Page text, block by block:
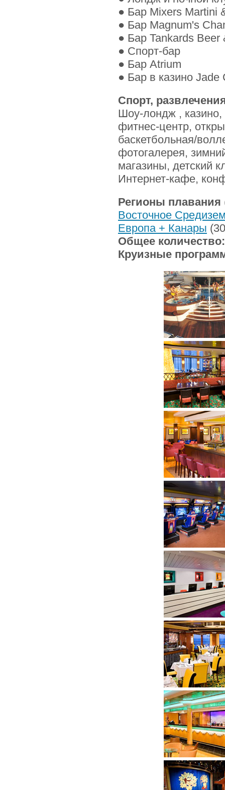
● Бар Mixers Martini
● Бар Magnum's
● Бар Tankards Beer
● Спорт-бар
● Бар Atrium
● Бар в казино Jade
Cпорт,
Шоу-лондж , казино,
фитнес-центр,
баскетбольная/
фотогалерея,
магазины, детский
Интернет-кафе,
Регионы плавания
Восточное
Европа + Канары
Общее
Круизные